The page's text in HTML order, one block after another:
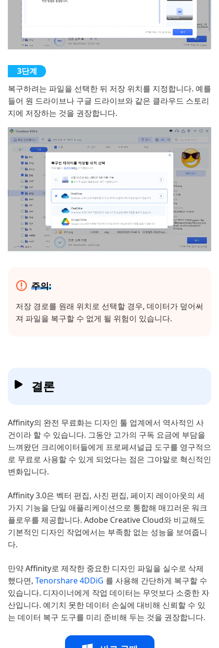
복구하려는 파일을 선택한 뒤 저장 위치를 지정합니다. 예를
들어 원 드라이브나 구글 드라이브와 같은 클라우드 스토리
지에 저장하는 것을 권장합니다.
주의:
저장 경로를 원래 위치로 선택할 경우, 데이터가 덮어써
져 파일을 복구할 수 없게 될 위험이 있습니다.
결론
Affinity의 완전 무료화는 디자인 툴 업계에서 역사적인 사
건이라 할 수 있습니다. 그동안 고가의 구독 요금에 부담을
느껴왔던 크리에이터들에게 프로페셔널급 도구를 영구적으
로 무료로 사용할 수 있게 되었다는 점은 그야말로 혁신적인
변화입니다.
Affinity 3.0은 벡터 편집, 사진 편집, 페이지 레이아웃의 세
가지 기능을 단일 애플리케이션으로 통합해 매끄러운 워크
플로우를 제공합니다. Adobe Creative Cloud와 비교해도
기본적인 디자인 작업에서는 부족함 없는 성능을 보여줍니
다.
만약 Affinity로 제작한 중요한 디자인 파일을 실수로 삭제
했다면, Tenorshare 4DDiG 를 사용해 간단하게 복구할 수
있습니다. 디자이너에게 작업 데이터는 무엇보다 소중한 자
산입니다. 예기치 못한 데이터 손실에 대비해 신뢰할 수 있
는 데이터 복구 도구를 미리 준비해 두는 것을 권장합니다.